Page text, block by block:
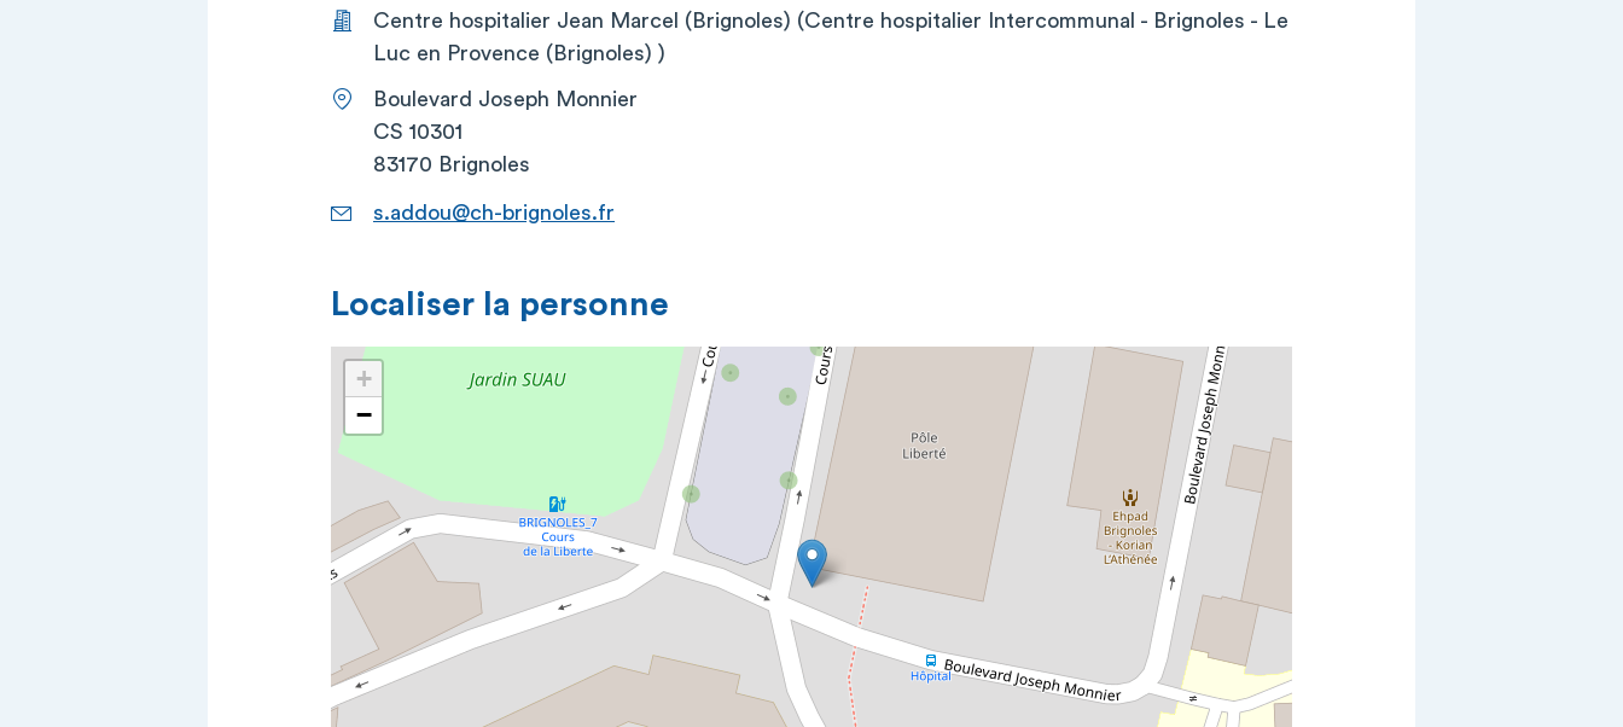
Centre hospitalier Jean Marcel (Brignoles) (Centre hospitalier Intercommunal - Brignoles - Le
Luc en Provence (Brignoles) )
Boulevard Joseph Monnier
CS 10301
83170 Brignoles
s.addou@ch-brignoles.fr
Localiser la personne
+
−